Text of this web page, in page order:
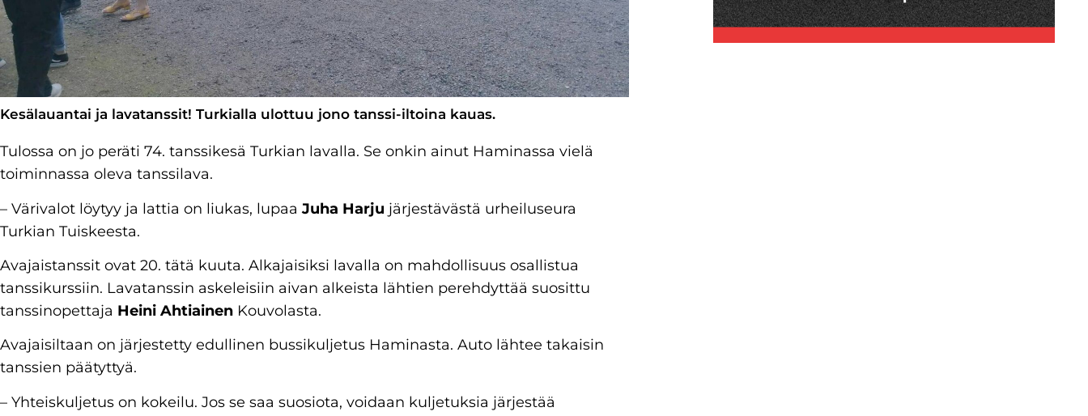
Kesälauantai ja lavatanssit! Turkialla ulottuu jono tanssi-iltoina kauas.
Tulossa on jo peräti 74. tanssikesä Turkian lavalla. Se onkin ainut Haminassa vielä
toiminnassa oleva tanssilava.
– Värivalot löytyy ja lattia on liukas, lupaaJuha Harju järjestävästä urheiluseura
Turkian Tuiskeesta.
Avajaistanssit ovat 20. tätä kuuta. Alkajaisiksi lavalla on mahdollisuus osallistua
tanssikurssiin. Lavatanssin askeleisiin aivan alkeista lähtien perehdyttää suosittu
tanssinopettaja Heini Ahtiainen Kouvolasta.
Avajaisiltaan on järjestetty edullinen bussikuljetus Haminasta. Auto lähtee takaisin
tanssien päätyttyä.
– Yhteiskuljetus on kokeilu. Jos se saa suosiota, voidaan kuljetuksia järjestää